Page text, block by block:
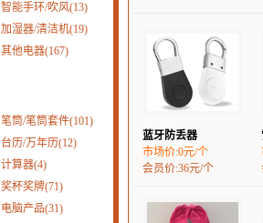
智能手环/吹风(13)
加湿器/清洁机(19)
其他电器(167)
笔筒/笔筒套件(101)
台历/万年历(12)
计算器(4)
奖杯奖牌(71)
电脑产品(31)
蓝牙防丢器
市场价:0元/个
会员价:36元/个